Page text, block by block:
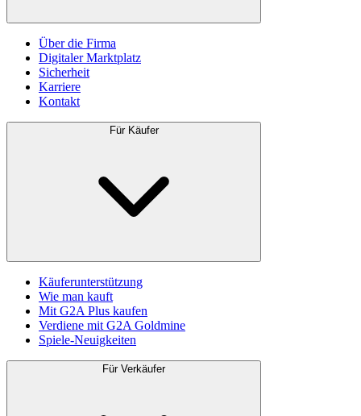
Über die Firma
Digitaler Marktplatz
Sicherheit
Karriere
Kontakt
Für Käufer
Käuferunterstützung
Wie man kauft
Mit G2A Plus kaufen
Verdiene mit G2A Goldmine
Spiele-Neuigkeiten
Für Verkäufer